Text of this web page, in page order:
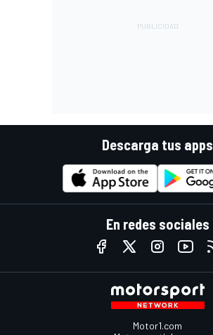
Descarga tus apps
En redes sociales
Motor1.com